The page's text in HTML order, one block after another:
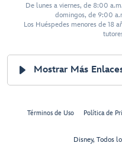
12016
12018
12020
12026
De lunes a viernes, de 8:00
domingos, de 9:00
Los Huéspedes menores de 18
Mostrar Más
Términos de Uso Política de
Disney, Todos